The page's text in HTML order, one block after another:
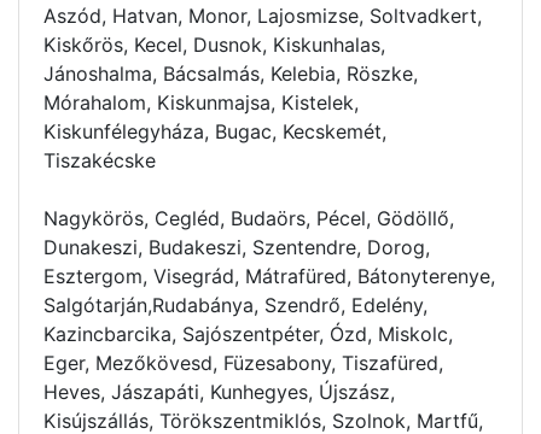
Aszód, Hatvan, Monor, Lajosmizse, Soltvadkert,
Kiskőrös, Kecel, Dusnok, Kiskunhalas,
Jánoshalma, Bácsalmás, Kelebia, Röszke,
Mórahalom, Kiskunmajsa, Kistelek,
Kiskunfélegyháza, Bugac, Kecskemét,
Tiszakécske
Nagykörös, Cegléd, Budaörs, Pécel, Gödöllő,
Dunakeszi, Budakeszi, Szentendre, Dorog,
Esztergom, Visegrád, Mátrafüred, Bátonyterenye,
Salgótarján,Rudabánya, Szendrő, Edelény,
Kazincbarcika, Sajószentpéter, Ózd, Miskolc,
Eger, Mezőkövesd, Füzesabony, Tiszafüred,
Heves, Jászapáti, Kunhegyes, Újszász,
Kisújszállás, Törökszentmiklós, Szolnok, Martfű,